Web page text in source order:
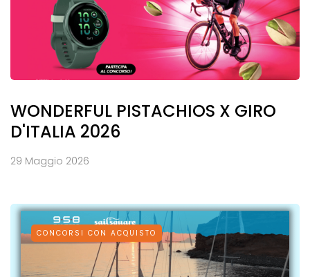
WONDERFUL PISTACHIOS X GIRO
D'ITALIA 2026
29 Maggio 2026
CONCORSI CON ACQUISTO